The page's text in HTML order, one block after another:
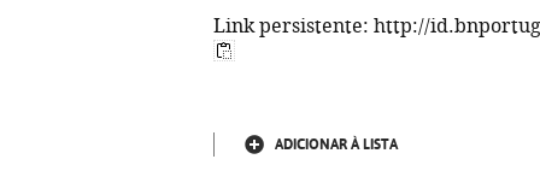
Link persistente: http://
ADICIONAR À LISTA